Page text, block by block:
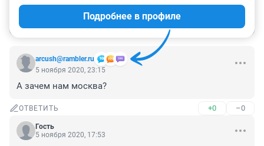
arcush@rambler.ru
Подробнее в профиле
5 ноября 2020, 23:15
А зачем нам москва?
ОТВЕТИТЬ +0 –0
Гость
5 ноября 2020, 17:53